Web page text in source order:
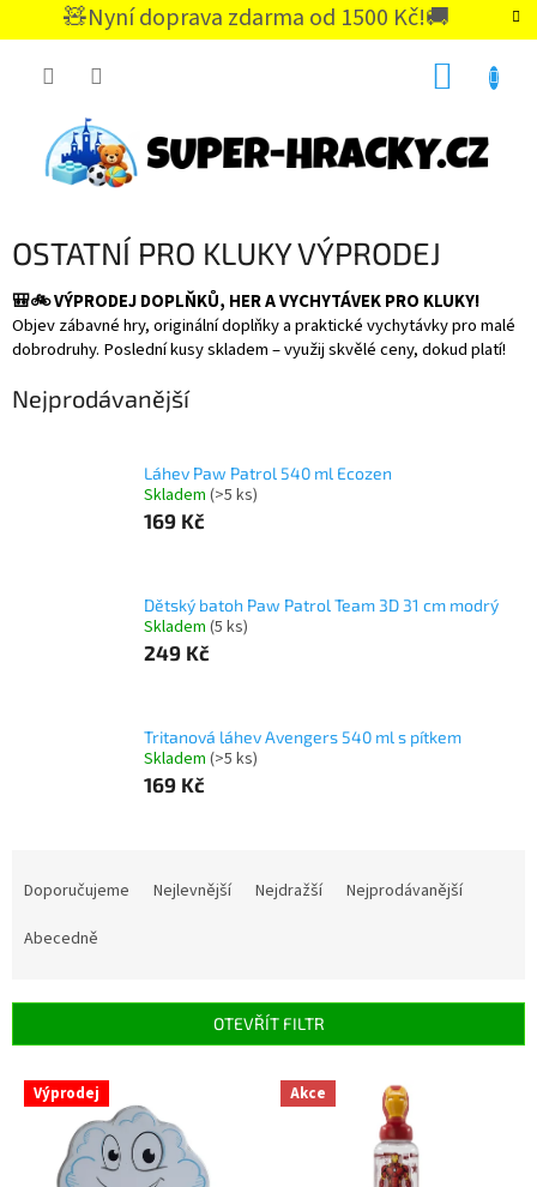
🧸Nyní doprava zdarma od 1500 Kč!🚚
CZK
OSTATNÍ PRO KLUKY VÝPRODEJ
🎒🚲 VÝPRODEJ DOPLŇKŮ, HER A VYCHYTÁVEK PRO KLUKY!
Objev zábavné hry, originální doplňky a praktické vychytávky pro malé
dobrodruhy. Poslední kusy skladem – využij skvělé ceny, dokud platí!
Nejprodávanější
Láhev Paw Patrol 540 ml Ecozen
Skladem (>5 ks)
169 Kč
Dětský batoh Paw Patrol Team 3D 31 cm modrý
Skladem (5 ks)
249 Kč
Tritanová láhev Avengers 540 ml s pítkem
Skladem (>5 ks)
169 Kč
r
Doporučujeme Nejlevnější Nejdražší
Nejprodávanější
Abecedně
OTEVŘÍT FILTR
V Výprodej Akce